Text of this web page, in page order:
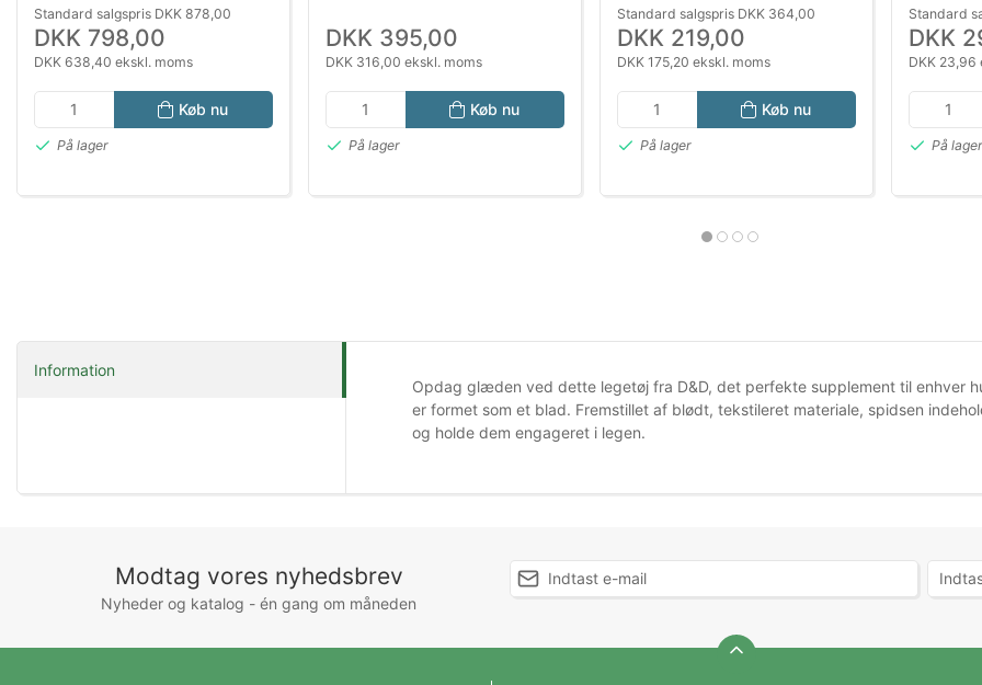
Ortopædisk Hundemadras
Standard salgspris DKK 878,00
DKK 798,00
DKK 638,40 ekskl. moms
Køb nu
På lager
DKK 395,00
DKK 316,00 ekskl. moms
Køb nu
På lager
Standard salgspris DKK 364,00
DKK 219,00
DKK 175,20 ekskl. moms
Køb nu
På lager
Standard
DKK
DKK 23,96
På lager
Information
Opdag glæden ved dette legetøj fra D&D, det perfekte supplement til enhver
er formet som et blad. Fremstillet af blødt, tekstileret materiale, spidsen
og holde dem engageret i legen.
Modtag vores nyhedsbrev
Nyheder og katalog - én gang om måneden